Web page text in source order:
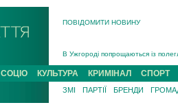
ПОВІДОМИТИ НОВИНУ
В Ужгороді 5 серпня
Підтвердили загибель
На війні з рф поліг військовий з
СОЦІО КУЛЬТУРА КРИМІНАЛ СПОРТ
ЗМІ ПАРТІЇ БРЕНДИ